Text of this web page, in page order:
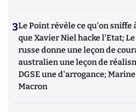
3Le Point révèle ce qu'on sniffe
que Xavier Niel hacke l'Etat;
russe donne une leçon de
australien une leçon de
DGSE une d'arrogance;
Macron